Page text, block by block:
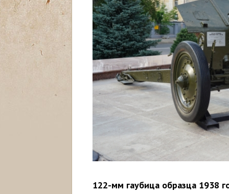
122-мм гаубица образца 1938